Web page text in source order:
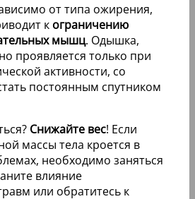
от типа ожирения,
к ограничению
мышц. Одышка,
проявляется только при
активности, со
постоянным спутником
Снижайте вес! Если
массы тела кроется в
необходимо заняться
влияние
или обратитесь к